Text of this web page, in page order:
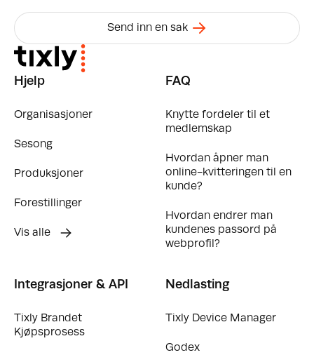
Send inn en sak
Hjelp
Organisasjoner
Sesong
Produksjoner
Forestillinger
Vis alle
FAQ
Knytte fordeler til et
medlemskap
Hvordan åpner man
online-kvitteringen til en
kunde?
Hvordan endrer man
kundenes passord på
webprofil?
Integrasjoner & API
Tixly Brandet
Kjøpsprosess
Nedlasting
Tixly Device Manager
Godex